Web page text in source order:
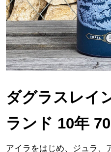
ダグラスレイ
ランド 10年
アイラをはじめ、ジュラ、